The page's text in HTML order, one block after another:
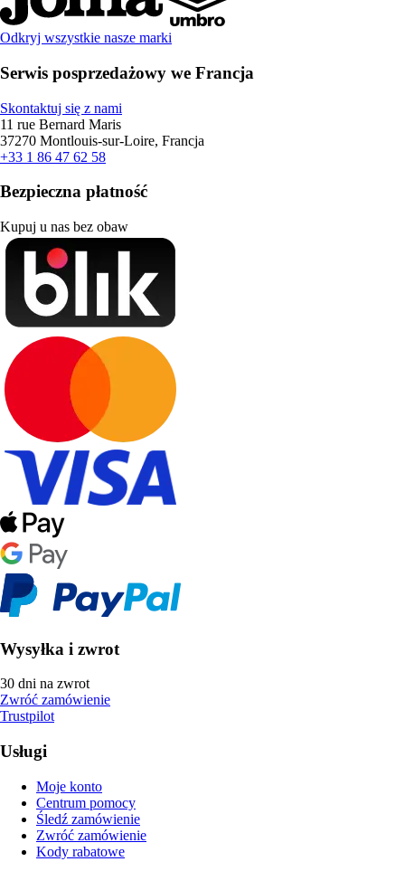
Odkryj wszystkie nasze marki
Serwis posprzedażowy we Francja
Skontaktuj się z nami
11 rue Bernard Maris
37270 Montlouis-sur-Loire, Francja
+33 1 86 47 62 58
Bezpieczna płatność
Kupuj u nas bez obaw
Wysyłka i zwrot
30 dni na zwrot
Zwróć zamówienie
Trustpilot
Usługi
Moje konto
Centrum pomocy
Śledź zamówienie
Zwróć zamówienie
Kody rabatowe